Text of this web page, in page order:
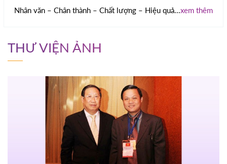
Nhân văn – Chân thành – Chất lượng – Hiệu quả...xem thêm
THƯ VIỆN ẢNH